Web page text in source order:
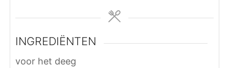
INGREDIËNTEN
voor het deeg